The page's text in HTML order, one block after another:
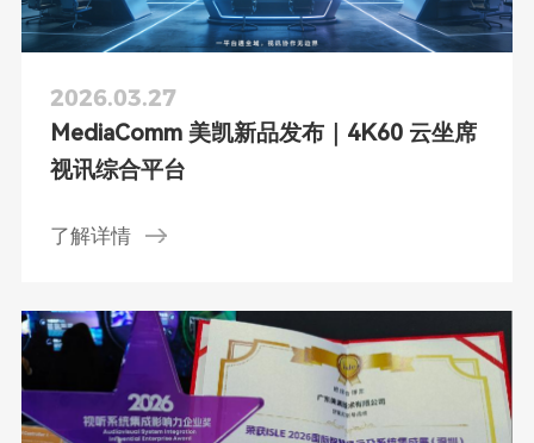
2026.03.27
MediaComm 美凯新品发布｜4K60 云坐席
视讯综合平台
了解详情